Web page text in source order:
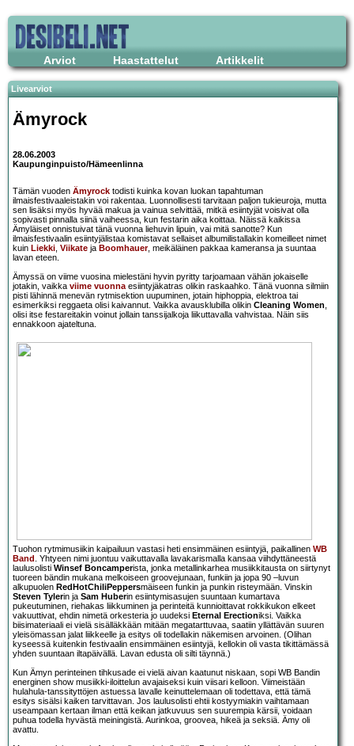
Arviot Haastattelut Artikkelit
Livearviot
Ämyrock
28.06.2003
Kaupunginpuisto/Hämeenlinna
Tämän vuoden Ämyrock todisti kuinka kovan luokan tapahtuman
ilmaisfestivaaleistakin voi rakentaa. Luonnollisesti tarvitaan paljon tukieuroja, mutta
sen lisäksi myös hyvää makua ja vainua selvittää, mitkä esiintyjät voisivat olla
sopivasti pinnalla siinä vaiheessa, kun festarin aika koittaa. Näissä kaikissa
Ämyläiset onnistuivat tänä vuonna liehuvin lipuin, vai mitä sanotte? Kun
ilmaisfestivaalin esiintyjälistaa komistavat sellaiset albumilistallakin komeilleet nimet
kuin Liekki, Viikate ja Boomhauer, meikäläinen pakkaa kameransa ja suuntaa
lavan eteen.
Ämyssä on viime vuosina mielestäni hyvin pyritty tarjoamaan vähän jokaiselle
jotakin, vaikka viime vuonnaesiintyjäkatras olikin raskaahko. Tänä vuonna silmiin
pisti lähinnä menevän rytmisektion uupuminen, jotain hiphoppia, elektroa tai
esimerkiksi reggaeta olisi kaivannut. Vaikka avausklubilla olikin Cleaning Women,
olisi itse festareitakin voinut jollain tanssijalkoja liikuttavalla vahvistaa. Näin siis
ennakkoon ajateltuna.
Tuohon rytmimusiikin kaipailuun vastasi heti ensimmäinen esiintyjä, paikallinen WB
Band . Yhtyeen nimi juontuu vaikuttavalla lavakarismalla kansaa viihdyttäneestä
laulusolisti Winsef Boncamperista, jonka metallinkarhea musiikkitausta on siirtynyt
tuoreen bändin mukana melkoiseen groovejunaan, funkiin ja jopa 90 –luvun
alkupuolen RedHotChiliPeppersmäiseen funkin ja punkin risteymään. Vinskin
Steven Tylerin ja Sam Huberin esiintymisasujen suuntaan kumartava
pukeutuminen, riehakas liikkuminen ja perinteitä kunnioittavat rokkikukon elkeet
vakuuttivat, ehdin nimetä orkesteria jo uudeksi Eternal Erectioniksi. Vaikka
biisimateriaali ei vielä sisälläkkään mitään megatarttuvaa, saatiin yllättävän suuren
yleisömassan jalat liikkeelle ja esitys oli todellakin näkemisen arvoinen. (Olihan
kyseessä kuitenkin festivaalin ensimmäinen esiintyjä, kellokin oli vasta tikittämässä
yhden suuntaan iltapäivällä. Lavan edusta oli silti täynnä.)
Kun Ämyn perinteinen tihkusade ei vielä aivan kaatunut niskaan, sopi WB Bandin
energinen show musiikki-iloittelun avajaiseksi kuin viisari kelloon. Viimeistään
hulahula-tanssityttöjen astuessa lavalle keinuttelemaan oli todettava, että tämä
esitys sisälsi kaiken tarvittavan. Jos laulusolisti ehtii kostyymiakin vaihtamaan
useampaan kertaan ilman että keikan jatkuvuus sen suurempia kärsii, voidaan
puhua todella hyvästä meiningistä. Aurinkoa, groovea, hikeä ja seksiä. Ämy oli
avattu.